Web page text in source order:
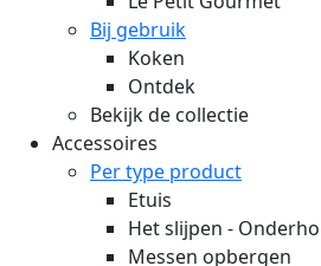
Bij gebruik
Koken
Ontdek
Bekijk de collectie
Accessoires
Per type product
Etuis
Het slijpen -
Messen opbergen